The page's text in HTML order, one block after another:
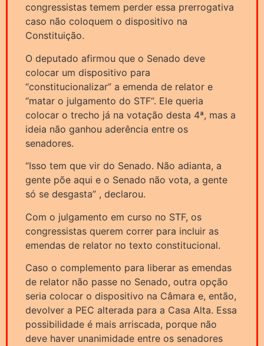
congressistas temem perder essa prerrogativa
caso não coloquem o dispositivo na
Constituição.
O deputado afirmou que o Senado deve
colocar um dispositivo para
“constitucionalizar” a emenda de relator e
“matar o julgamento do STF“. Ele queria
colocar o trecho já na votação desta 4ª, mas a
ideia não ganhou aderência entre os
senadores.
“Isso tem que vir do Senado. Não adianta, a
gente põe aqui e o Senado não vota, a gente
só se desgasta” , declarou.
Com o julgamento em curso no STF, os
congressistas querem correr para incluir as
emendas de relator no texto constitucional.
Caso o complemento para liberar as emendas
de relator não passe no Senado, outra opção
seria colocar o dispositivo na Câmara e, então,
devolver a PEC alterada para a Casa Alta. Essa
possibilidade é mais arriscada, porque não
deve haver unanimidade entre os senadores